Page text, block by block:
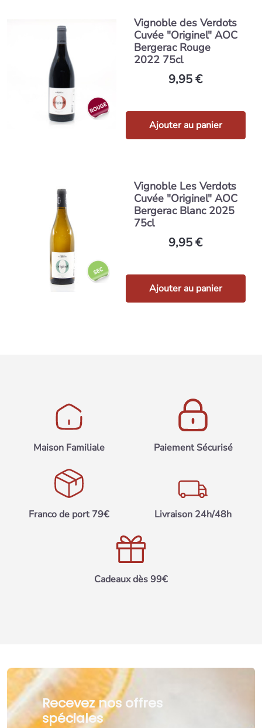
Vignoble des Verdots
Cuvée "Originel" AOC
Bergerac Rouge
2022 75cl
9,95 €
Ajouter au panier
Vignoble Les Verdots
Cuvée "Originel" AOC
Bergerac Blanc 2025
75cl
9,95 €
Ajouter au panier
Maison Familiale Paiement Sécurisé
Franco de port 79€ Livraison 24h/48h
Cadeaux dès 99€
Recevez nos offres
spéciales